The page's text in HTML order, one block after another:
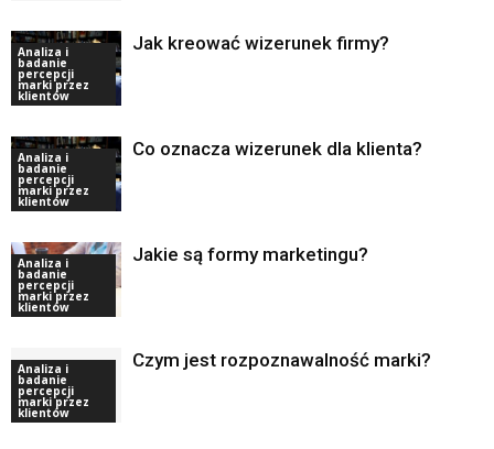
Analiza i
badanie
percepcji
marki przez
klientów
Jak kreować wizerunek firmy?
Analiza i
badanie
percepcji
marki przez
klientów
Co oznacza wizerunek dla klienta?
Analiza i
badanie
percepcji
marki przez
klientów
Jakie są formy marketingu?
Analiza i
badanie
percepcji
marki przez
klientów
Czym jest rozpoznawalność marki?